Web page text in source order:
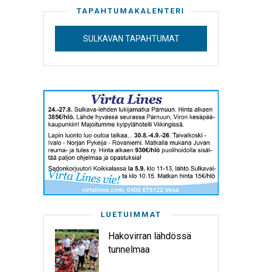
TAPAHTUMAKALENTERI
SULKAVAN TAPAHTUMAT
LUETUIMMAT
Hakovirran lähdössä
tunnelmaa